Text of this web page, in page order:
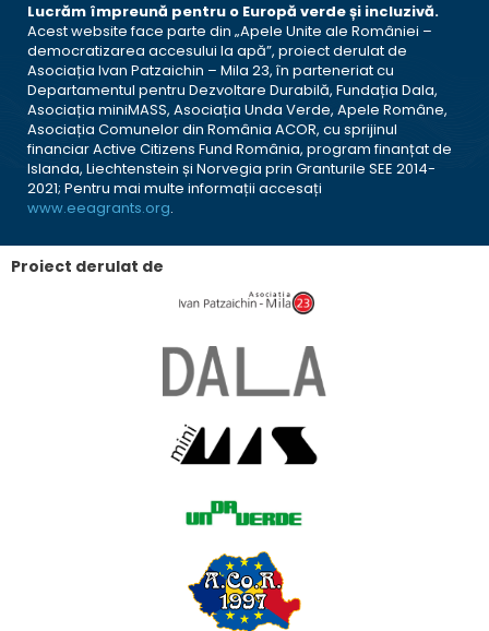
Lucrăm împreună pentru o Europă verde și incluzivă.
Acest website face parte din „Apele Unite ale României –
democratizarea accesului la apă”, proiect derulat de
Asociația Ivan Patzaichin – Mila 23, în parteneriat cu
Departamentul pentru Dezvoltare Durabilă, Fundația Dala,
Asociația miniMASS, Asociația Unda Verde, Apele Române,
Asociația Comunelor din România ACOR, cu sprijinul
financiar Active Citizens Fund România, program finanțat de
Islanda, Liechtenstein și Norvegia prin Granturile SEE 2014-
2021; Pentru mai multe informații accesați
www.eeagrants.org.
Proiect derulat de